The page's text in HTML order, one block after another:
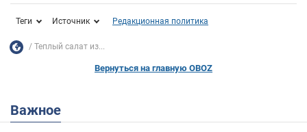
Теги Источник Редакционная политика
Теплый салат из...
Вернуться на главную OBOZ
Важное